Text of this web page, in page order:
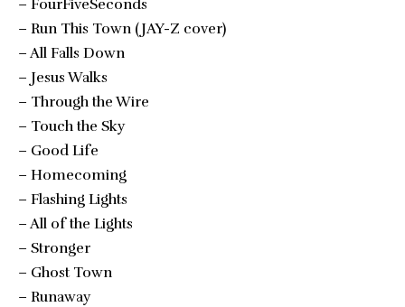
– FourFiveSeconds
– Run This Town (JAY-Z cover)
– All Falls Down
– Jesus Walks
– Through the Wire
– Touch the Sky
– Good Life
– Homecoming
– Flashing Lights
– All of the Lights
– Stronger
– Ghost Town
– Runaway